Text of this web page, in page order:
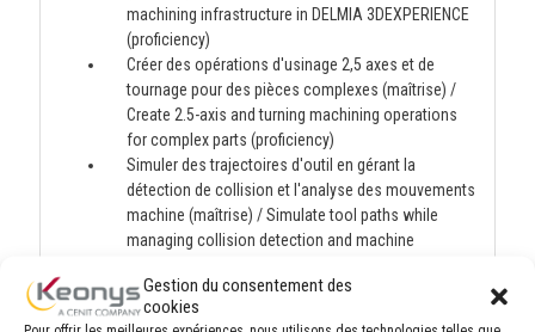
Gestion du consentement des
cookies
machining infrastructure in DELMIA 3DEXPERIENCE
(proficiency)
Créer des opérations d'usinage 2,5 axes et de
tournage pour des pièces complexes (maîtrise) /
Create 2.5-axis and turning machining operations
for complex parts (proficiency)
Simuler des trajectoires d'outil en gérant la
détection de collision et l'analyse des mouvements
machine (maîtrise) / Simulate tool paths while
managing collision detection and machine
Générer des programmes CN (G-code) via post-
processeur à partir des gammes d'usinage DELMIA